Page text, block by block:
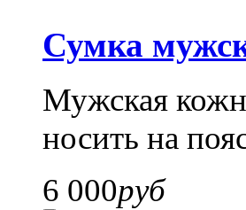
Сумка
Мужская
носить на
6 000руб